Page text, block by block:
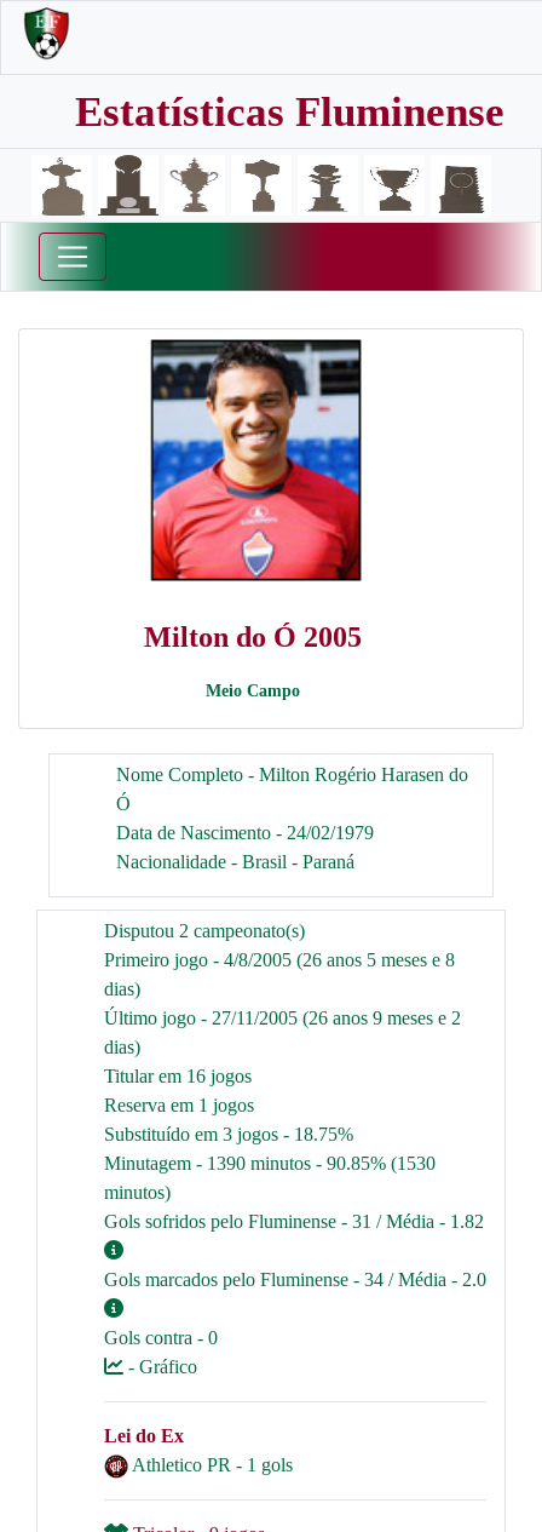
Estatísticas Fluminense
Milton do Ó 2005
Meio Campo
Nome Completo - Milton Rogério Harasen do
Ó
Data de Nascimento - 24/02/1979
Nacionalidade - Brasil - Paraná
Disputou 2 campeonato(s)
Primeiro jogo - 4/8/2005 (26 anos 5 meses e 8
dias)
Último jogo - 27/11/2005 (26 anos 9 meses e 2
dias)
Titular em 16 jogos
Reserva em 1 jogos
Substituído em 3 jogos - 18.75%
Minutagem - 1390 minutos - 90.85% (1530
minutos)
Gols sofridos pelo Fluminense - 31 / Média - 1.82
Gols marcados pelo Fluminense - 34 / Média - 2.0
Gols contra - 0
- Gráfico
Lei do Ex
Athletico PR - 1 gols